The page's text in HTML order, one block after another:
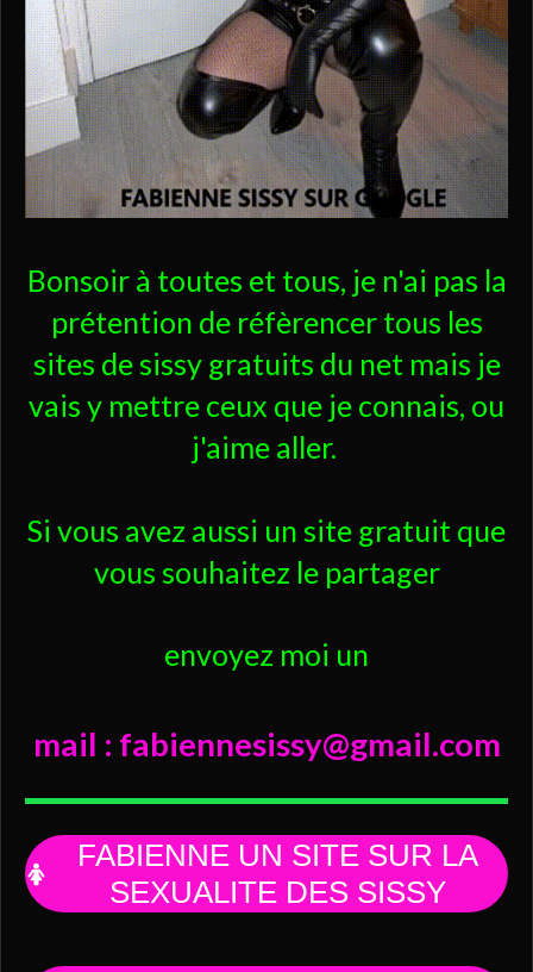
Bonsoir à toutes et tous, je n'ai pas la
prétention de réfèrencer tous les
sites de sissy gratuits du net mais je
vais y mettre ceux que je connais, ou
j'aime aller.
Si vous avez aussi un site gratuit que
vous souhaitez le partager
envoyez moi un
mail : fabiennesissy@gmail.com
FABIENNE UN SITE SUR LA
SEXUALITE DES SISSY